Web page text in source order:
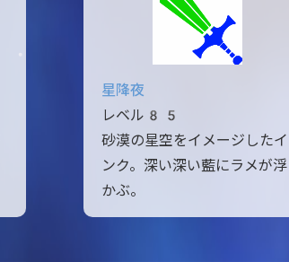
星降夜
レベル85
砂漠の星空をイメージしたイ
ンク。深い深い藍にラメが浮
かぶ。